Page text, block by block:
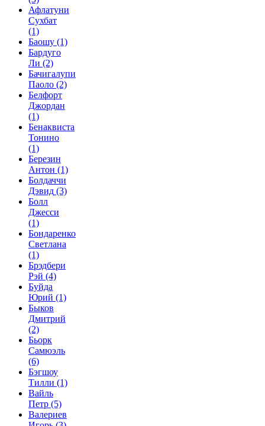
Афлатуни
Сухбат
(1)
Баошу (1)
Бардуго
Ли (2)
Бачигалупи
Паоло (2)
Белфорт
Джордан
(1)
Бенаквиста
Тонино
(1)
Березин
Антон (1)
Болдаччи
Дэвид (3)
Болл
Джесси
(1)
Бондаренко
Светлана
(1)
Брэдбери
Рэй (4)
Буйда
Юрий (1)
Быков
Дмитрий
(2)
Бьорк
Самюэль
(6)
Бэгшоу
Тилли (1)
Вайль
Петр (5)
Валериев